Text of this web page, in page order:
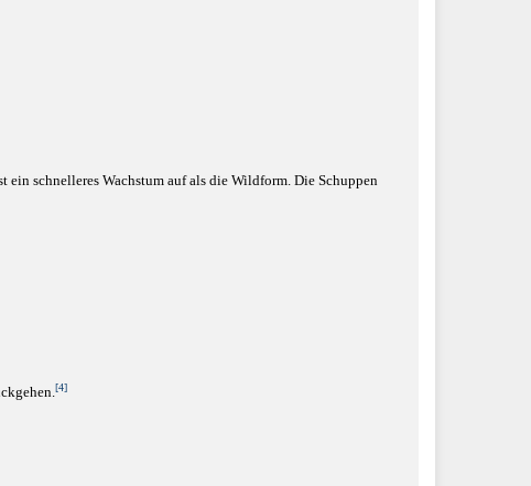
ein schnelleres Wachstum auf als die Wildform. Die Schuppen
[4]